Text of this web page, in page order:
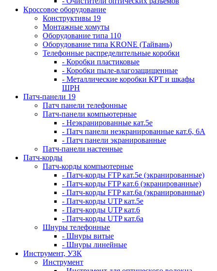
Кроссовое оборудование
Конструктивы 19
Монтажные хомуты
Оборудование типа 110
Оборудование типа KRONE (Тайвань)
Телефонные распределительные коробки
- Коробки пластиковые
- Коробки пыле-влагозащищенные
- Металлические коробки КРТ и шкафы
ШРН
Патч-панели 19
Патч панели телефонные
Патч-панели компьютерные
- Неэкранированные кат.5е
- Патч панели неэкранированные кат.6, 6А
- Патч панели экранированные
Патч-панели настенные
Патч-корды
Патч-корды компьютерные
- Патч-корды FTP кат.5е (экранированные)
- Патч-корды FTP кат.6 (экранированные)
- Патч-корды FTP кат.6а (экранированные)
- Патч-корды UTP кат.5е
- Патч-корды UTP кат.6
- Патч-корды UTP кат.6а
Шнуры телефонные
- Шнуры витые
- Шнуры линейные
Инструмент, УЗК
Инструмент